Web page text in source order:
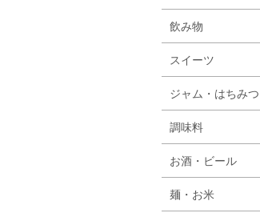
飲み物
スイーツ
ジャム・はちみつ
調味料
お酒・ビール
麺・お米